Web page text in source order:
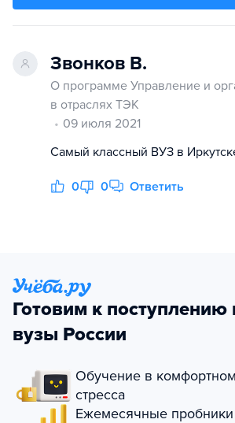
Звонков В.
О программе Управление и
в отраслях ТЭК
09 июля 2021
Самый классный ВУЗ в
0 0 Ответить
Готовим к
вузы России
Обучение в
стресса
Ежемесячные пробники